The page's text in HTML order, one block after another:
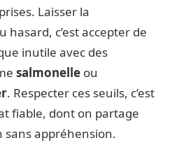
Laisser la
c’est accepter de
inutile avec des
salmonelle ou
. Respecter ces seuils, c’est
fiable, dont on partage
sans appréhension.